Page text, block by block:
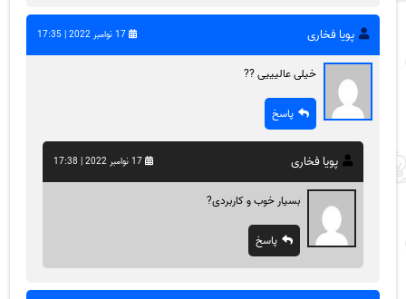
پویا فخاری 17 نوامبر 2022 | 17:35
خیلی عالیییی ??
پاسخ
پویا فخاری 17 نوامبر 2022 | 17:38
بسیار خوب و کاربردی?
پاسخ